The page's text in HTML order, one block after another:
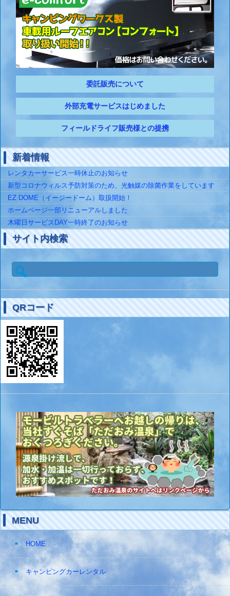
委託販売について
外部充電サービスはじめました
フィールドライフ販売様との提携
新着情報
レンタカーサービス一時休止のお知らせ
新型コロナウィルス予防対策のため、光触媒の除菌作業をしています
EZ DOME（イージードーム）取扱開始！
ホームページ一部リニューアルしました
木曜日サービスDAY一時終了のお知らせ
サイト内検索
検
索:
QRコード
MENU
HOME
キャンピングカーレンタル